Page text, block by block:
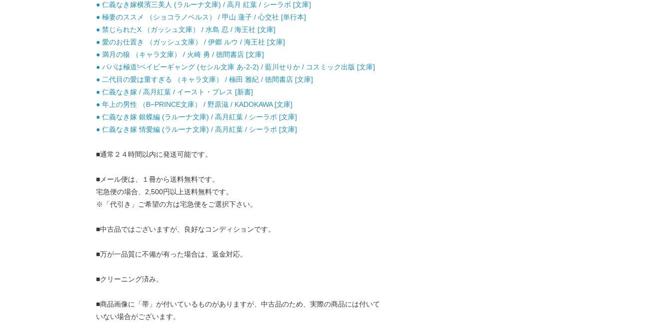
● 仁義なき嫁横濱三美人 (ラルーナ文庫) / 高月 紅葉 / シーラボ [文庫]
● 極妻のススメ （ショコラノベルス） / 甲山 蓮子 / 心交社 [単行本]
● 禁じられたX （ガッシュ文庫） / 水島 忍 / 海王社 [文庫]
● 愛のお仕置き （ガッシュ文庫） / 伊郷 ルウ / 海王社 [文庫]
● 満月の狼 （キャラ文庫） / 火崎 勇 / 徳間書店 [文庫]
● パパは極道!ベイビーギャング (セシル文庫 あ-2-2) / 藍川せりか / コスミック出版 [文庫]
● 二代目の愛は重すぎる （キャラ文庫） / 楠田 雅紀 / 徳間書店 [文庫]
● 仁義なき嫁 / 高月紅葉 / イースト・プレス [新書]
● 年上の男性 （B−PRINCE文庫） / 野原滋 / KADOKAWA [文庫]
● 仁義なき嫁 銀蝶編 (ラルーナ文庫) / 高月紅葉 / シーラボ [文庫]
● 仁義なき嫁 情愛編 (ラルーナ文庫) / 高月紅葉 / シーラボ [文庫]
■通常２４時間以内に発送可能です。
■メール便は、１冊から送料無料です。
宅急便の場合、2,500円以上送料無料です。
※「代引き」ご希望の方は宅急便をご選択下さい。
■中古品ではございますが、良好なコンディションです。
■万が一品質に不備が有った場合は、返金対応。
■クリーニング済み。
■商品画像に「帯」が付いているものがありますが、中古品のため、実際の商品には付いて
いない場合がございます。